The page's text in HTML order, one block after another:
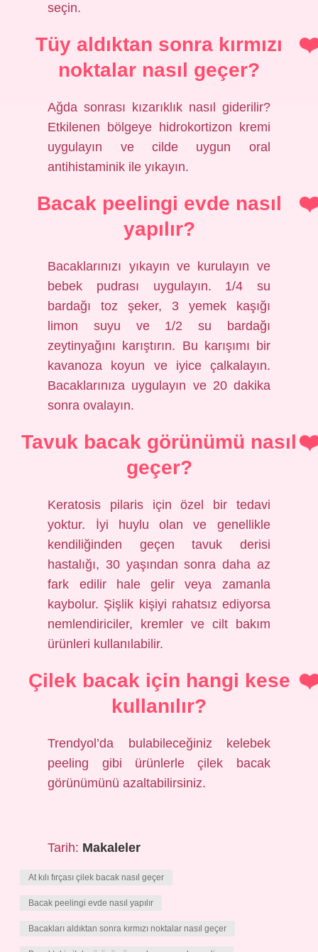
seçin.
Tüy aldıktan sonra kırmızı
noktalar nasıl geçer?
Ağda sonrası kızarıklık nasıl giderilir?
Etkilenen bölgeye hidrokortizon kremi
uygulayın ve cilde uygun oral
antihistaminik ile yıkayın.
Bacak peelingi evde nasıl
yapılır?
Bacaklarınızı yıkayın ve kurulayın ve
bebek pudrası uygulayın. 1/4 su
bardağı toz şeker, 3 yemek kaşığı
limon suyu ve 1/2 su bardağı
zeytinyağını karıştırın. Bu karışımı bir
kavanoza koyun ve iyice çalkalayın.
Bacaklarınıza uygulayın ve 20 dakika
sonra ovalayın.
Tavuk bacak görünümü nasıl
geçer?
Keratosis pilaris için özel bir tedavi
yoktur. İyi huylu olan ve genellikle
kendiliğinden geçen tavuk derisi
hastalığı, 30 yaşından sonra daha az
fark edilir hale gelir veya zamanla
kaybolur. Şişlik kişiyi rahatsız ediyorsa
nemlendiriciler, kremler ve cilt bakım
ürünleri kullanılabilir.
Çilek bacak için hangi kese
kullanılır?
Trendyol’da bulabileceğiniz kelebek
peeling gibi ürünlerle çilek bacak
görünümünü azaltabilirsiniz.
Tarih: Makaleler
At kılı fırçası çilek bacak nasıl geçer
Bacak peelingi evde nasıl yapılır
Bacakları aldıktan sonra kırmızı noktalar nasıl geçer